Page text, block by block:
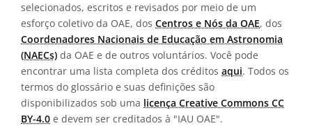
selecionados, escritos e revisados por meio de um
esforço coletivo da OAE, dos Centros e Nós da OAE, dos
Coordenadores Nacionais de Educação em Astronomia
(NAECs) da OAE e de outros voluntários. Você pode
encontrar uma lista completa dos créditos aqui. Todos os
termos do glossário e suas definições são
disponibilizados sob uma licença Creative Commons CC
BY-4.0 e devem ser creditados à "IAU OAE".